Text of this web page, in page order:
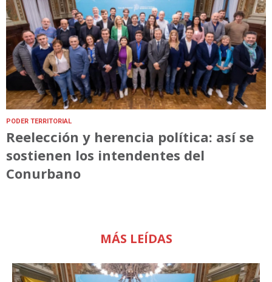
PODER TERRITORIAL
Reelección y herencia política: así se
sostienen los intendentes del
Conurbano
MÁS LEÍDAS